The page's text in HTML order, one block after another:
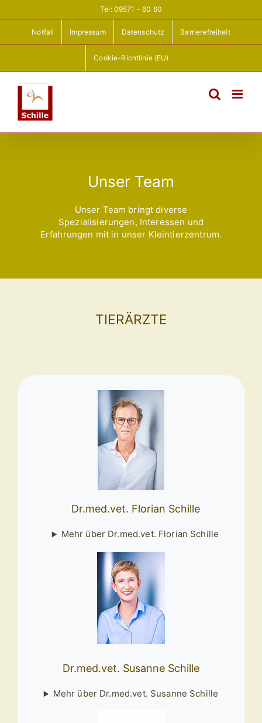
Inhalt
springen
Tel: 09571 - 60 60
Notfall Impressum Datenschutz Barrierefreiheit
Cookie-Richtlinie (EU)
Unser Team
Unser Team bringt diverse
Spezialisierungen, Interessen und
Erfahrungen mit in unser Kleintierzentrum.
TIERÄRZTE
Dr.med.vet. Florian Schille
Mehr über Dr.med.vet. Florian Schille
Dr.med.vet. Susanne Schille
Mehr über Dr.med.vet. Susanne Schille